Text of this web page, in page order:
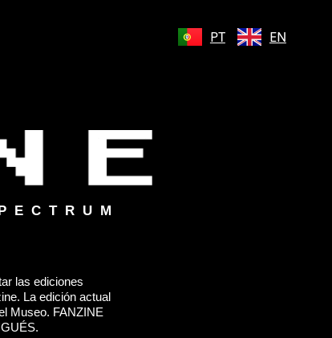
PT EN
las ediciones
La edición actual
Museo. FANZINE